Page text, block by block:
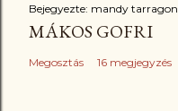
Bejegyezte: mandy tarragon
MÁKOS GOFRI
Megosztás 16 megjegyzés